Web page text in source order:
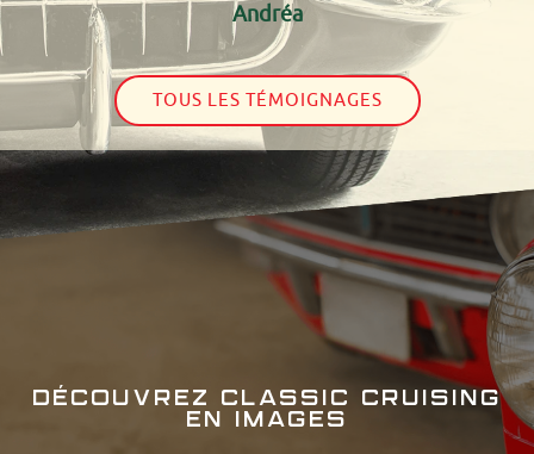
Andréa
TOUS LES TÉMOIGNAGES
DÉCOUVREZ CLASSIC CRUISING
EN IMAGES